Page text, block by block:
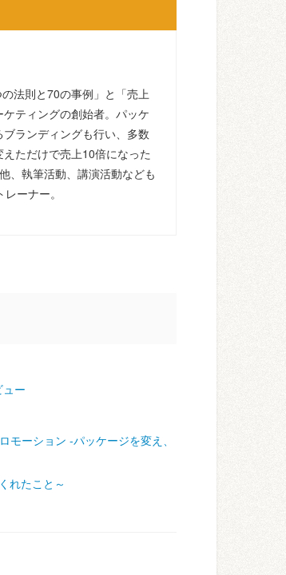
法則と70の事例」と「売上
ティングの創始者。パッケ
ランディングも行い、多数
ただけで売上10倍になった
、執筆活動、講演活動なども
ーナー。
ー
ーション ‐パッケージを変え、
れたこと～